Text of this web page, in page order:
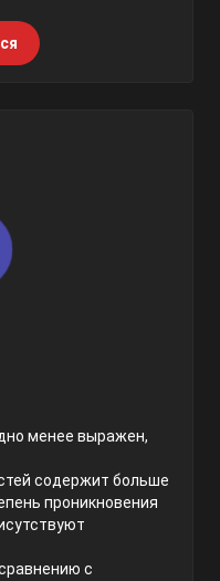
менее выражен,
содержит больше
проникновения
с